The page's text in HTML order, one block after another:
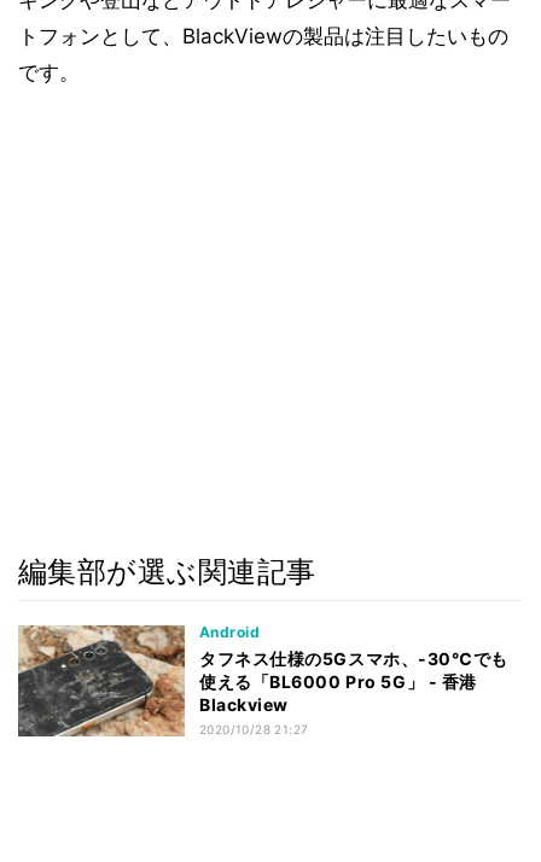
トフォンとして、BlackViewの製品は注目したいもの
です。
編集部が選ぶ関連記事
Android
タフネス仕様の5Gスマホ、-30℃でも
使える「BL6000 Pro 5G」 - 香港
Blackview
2020/10/28 21:27